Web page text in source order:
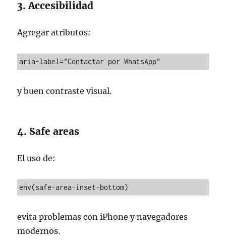
3. Accesibilidad
Agregar atributos:
aria-label="Contactar por WhatsApp"
y buen contraste visual.
4. Safe areas
El uso de:
env(safe-area-inset-bottom)
evita problemas con iPhone y navegadores
modernos.